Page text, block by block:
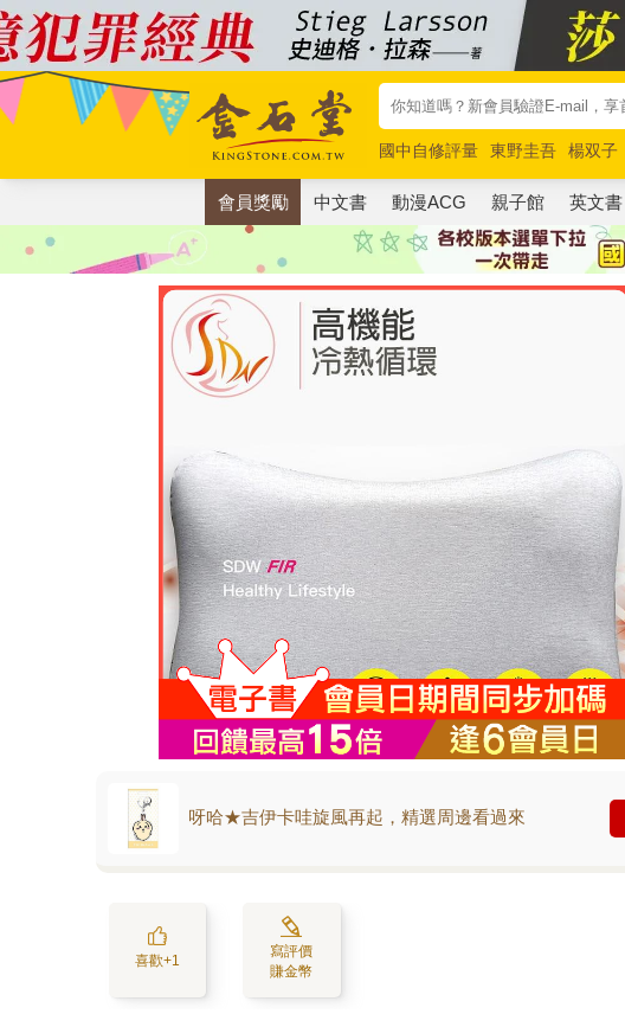
國中自修評量 東野圭吾 楊双子
唯紅花綻放
奧德賽 路邊攤新作
會員獎勵 中文書 動漫ACG 親子館 英文書
呀哈★吉伊卡哇旋風再起，精選周邊看過來
喜歡+1
寫評價
賺金幣